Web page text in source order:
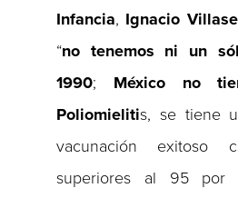
Infancia, Ignacio
“no tenemos ni un
1990; México no
Poliomielitis, se tiene
vacunación exitoso
superiores al 95 por